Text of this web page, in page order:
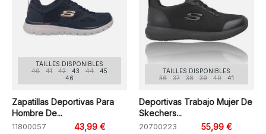
TAILLES DISPONIBLES
40
41 42 43 44
45
46
Zapatillas Deportivas Para
Hombre De...
11800057
43,99 €
TAILLES DISPONIBLES
36
37 38 39 40 41
Deportivas Trabajo Mujer De
Skechers...
20700223
55,99 €